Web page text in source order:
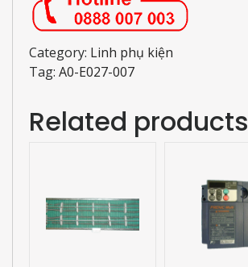
Category: Linh phụ kiện
Tag: A0-E027-007
Related products